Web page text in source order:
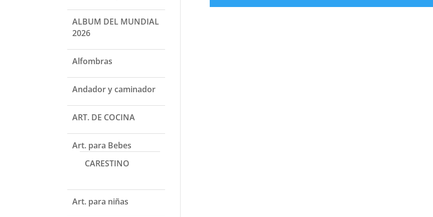
ALBUM DEL MUNDIAL
2026
Alfombras
Andador y caminador
ART. DE COCINA
Art. para Bebes
CARESTINO
Art. para niñas